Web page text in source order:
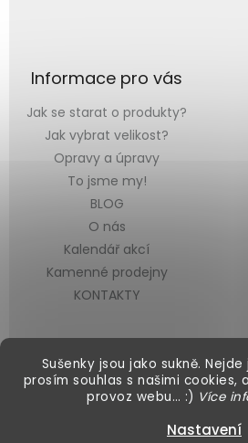
Sušenky jsou jako sukně.
prosím souhlas s našimi cookies,
provoz webu… :) Více
Nastavení
Informace pro vás
Jak se starat o produkty?
Jak vybrat velikost?
Opravy a úpravy
To jsme my!
BLOG
O nás
Kalendář akcí
Kamenné prodejny
KONTAKTY
Vytvořil Shoptet